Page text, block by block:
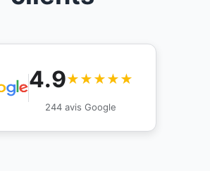
4.9★★★★★
244 avis Google